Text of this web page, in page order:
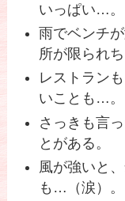
いっぱい…。
雨でベンチ
所が限られち
レストラン
いことも…。
さっきも言
とがある。
風が強いと
も…（涙）。